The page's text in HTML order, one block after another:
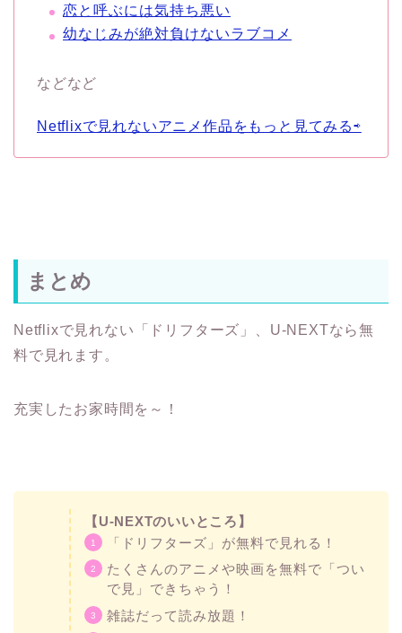
恋と呼ぶには気持ち悪い
幼なじみが絶対負けないラブコメ
などなど
Netflixで見れないアニメ作品をもっと見てみる⇨
まとめ
Netflixで見れない「ドリフターズ」、U-NEXTなら無
料で見れます。
充実したお家時間を～！
【U-NEXTのいいところ】
「ドリフターズ」が無料で見れる！
たくさんのアニメや映画を無料で「つい
で見」できちゃう！
雑誌だって読み放題！